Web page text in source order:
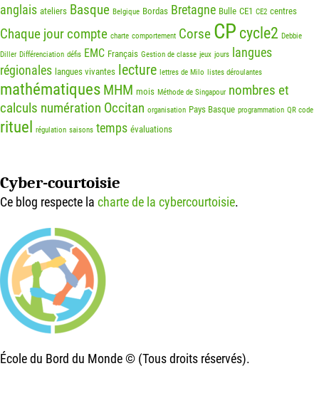
anglais ateliers Basque Belgique Bordas Bretagne Bulle CE1 CE2 centres
Chaque jour compte charte comportement Corse CP cycle2 Debbie
Diller Différenciation défis EMC Français Gestion de classe jeux jours
langues
régionales langues vivantes lecture lettres de Milo listes déroulantes
mathématiques MHM mois Méthode de Singapour nombres et
calculs numération Occitan organisation Pays Basque programmation QR code
rituel régulation saisons temps évaluations
Cyber-courtoisie
Ce blog respecte la charte de la cybercourtoisie.
École du Bord du Monde © (Tous droits réservés).